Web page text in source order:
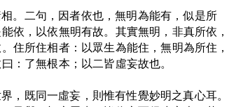
。二句，因者依也，無明為能有，似是所
依，以依無明有故。其實無明，非真所依，
住所住相者：以眾生為能住，無明為所住，
：了無根本；以二皆虛妄故也。
，既同一虛妄，則惟有性覺妙明之真心耳。